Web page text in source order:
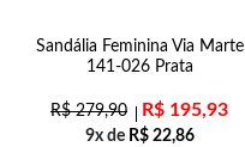
Sandália Feminina Via Marte
141-026 Prata
R$279,90 R$ 195,93
9x de R$22,86